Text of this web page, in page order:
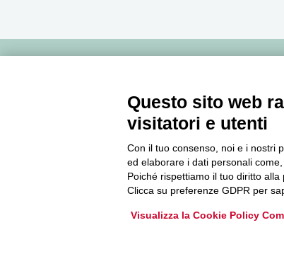
Accedi o iscriviti alla nostra Newsletter Legacoop
mondo della cooperazione.
Questo sito web
visitatori e utenti
Con il tuo consenso, noi e i nostri
ed elaborare i dati personali
Poiché rispettiamo il tuo diritto
Clicca su preferenze GDPR per
Visualizza la Cookie Policy